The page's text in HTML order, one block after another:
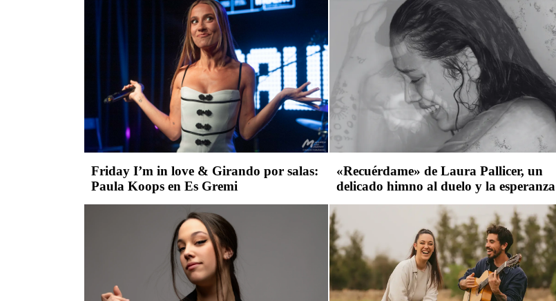
Friday I’m in love & Girando por salas:
Paula Koops en Es Gremi
«Recuérdame» de Laura Pallicer, un
delicado himno al duelo y la esperanza